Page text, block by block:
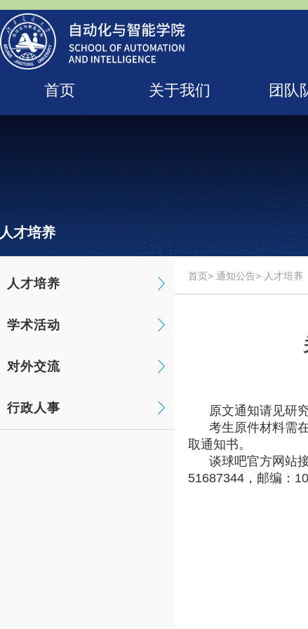
首页 关于我们 团队
人才培养
人才培养
学术活动
对外交流
行政人事
首页> 通知公告> 人才培养
原文通知请见研究
考生原件材料需在
取通知书。
谈球吧官方网站接
51687344，邮编：